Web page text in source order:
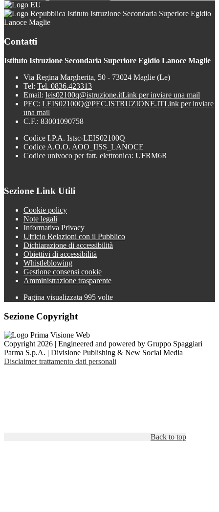
Istituto Istruzione Secondaria Superiore Egidio
Lanoce Maglie
Contatti
Istituto Istruzione Secondaria Superiore Egidio Lanoce Maglie
Via Regina Margherita, 50 - 73024 Maglie (Le)
Tel: Tel. 0836.423313
Email: leis02100q@istruzione.itLink per inviare una mail
PEC: LEIS02100Q@PEC.ISTRUZIONE.ITLink per inviare
una mail
C.F.: 83001090758
Codice I.P.A. Istsc-LEIS02100Q
Codice A.O.O. AOO_IISS_LANOCE
Codice univoco per fatt. elettronica: UFRM6R
Sezione Link Utili
Cookie policy
Note legali
Informativa Privacy
Ufficio Relazioni con il Pubblico
Dichiarazione di accessibilità
Obiettivi di accessibilità
Whistleblowing
Gestione consensi cookie
Amministrazione trasparente
Pagina visualizzata 995 volte
Sezione Copyright
Copyright 2026 | Engineered and powered by Gruppo Spaggiari
Parma S.p.A. | Divisione Publishing & New Social Media
Disclaimer trattamento dati personali
Back to top